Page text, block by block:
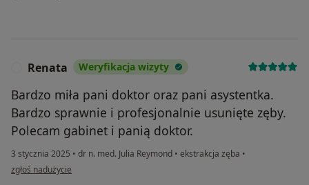
Renata Weryfikacja wizyty
Bardzo miła pani doktor oraz pani asystentka.
Bardzo sprawnie i profesjonalnie usunięte zęby.
Polecam gabinet i panią doktor.
3 stycznia 2025 • dr n. med. Julia Reymond • ekstrakcja zęba •
w opinii użytkownika Renata
zgłoś nadużycie